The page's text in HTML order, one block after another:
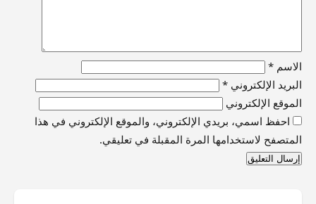
الاسم *
البريد الإلكتروني *
الموقع الإلكتروني
احفظ اسمي، بريدي الإلكتروني، والموقع الإلكتروني في هذا
المتصفح لاستخدامها المرة المقبلة في تعليقي.